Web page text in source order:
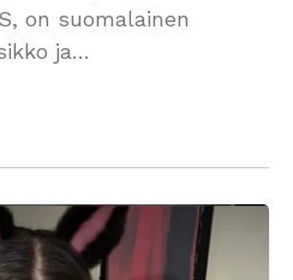
on suomalainen
ja